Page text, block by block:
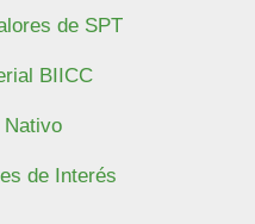
de SPT
BIICC
Nativo
de Interés